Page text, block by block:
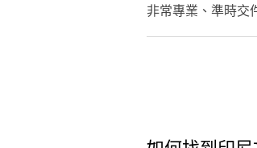
非常專業、準時交